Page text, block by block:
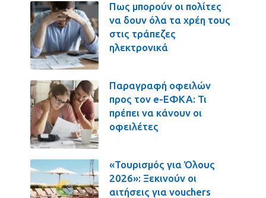
Πως μπορούν οι πολίτες
να δουν όλα τα χρέη τους
στις τράπεζες
ηλεκτρονικά
Παραγραφή οφειλών
προς τον e-ΕΦΚΑ: Τι
πρέπει να κάνουν οι
οφειλέτες
«Τουρισμός για Όλους
2026»: Ξεκινούν οι
αιτήσεις για vouchers